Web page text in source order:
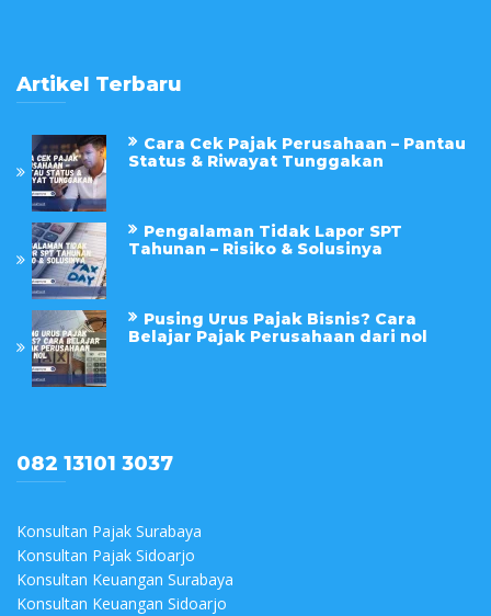
Artikel Terbaru
Cara Cek Pajak Perusahaan – Pantau
Status & Riwayat Tunggakan
Pengalaman Tidak Lapor SPT
Tahunan – Risiko & Solusinya
Pusing Urus Pajak Bisnis? Cara
Belajar Pajak Perusahaan dari nol
082 13101 3037
Konsultan Pajak Surabaya
Konsultan Pajak Sidoarjo
Konsultan Keuangan Surabaya
Konsultan Keuangan Sidoarjo